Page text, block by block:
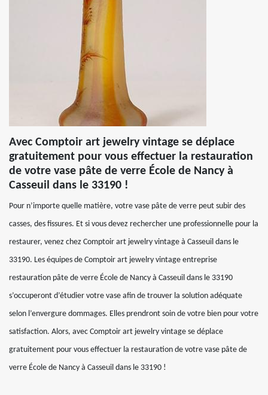
Avec Comptoir art jewelry vintage se déplace
gratuitement pour vous effectuer la restauration
de votre vase pâte de verre École de Nancy à
Casseuil dans le 33190 !
Pour n’importe quelle matière, votre vase pâte de verre peut subir des
casses, des fissures. Et si vous devez rechercher une professionnelle pour la
restaurer, venez chez Comptoir art jewelry vintage à Casseuil dans le
33190. Les équipes de Comptoir art jewelry vintage entreprise
restauration pâte de verre École de Nancy à Casseuil dans le 33190
s’occuperont d’étudier votre vase afin de trouver la solution adéquate
selon l’envergure dommages. Elles prendront soin de votre bien pour votre
satisfaction. Alors, avec Comptoir art jewelry vintage se déplace
gratuitement pour vous effectuer la restauration de votre vase pâte de
verre École de Nancy à Casseuil dans le 33190 !